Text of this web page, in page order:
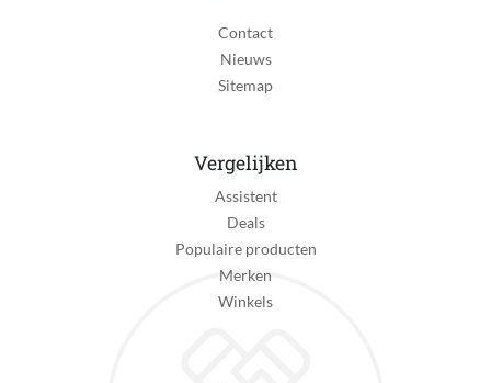
Contact
Nieuws
Sitemap
Vergelijken
Assistent
Deals
Populaire producten
Merken
Winkels